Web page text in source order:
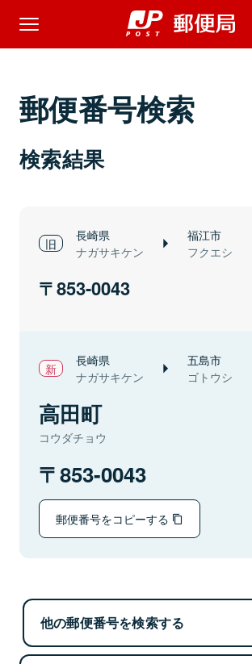
郵便番号検索
検索結果
長崎県
ナガサキケン
福江市
フクエシ
853-0043
長崎県
ナガサキケン
五島市
ゴトウシ
高田町
コウダチョウ
853-0043
郵便番号をコピーする
他の郵便番号を検索する